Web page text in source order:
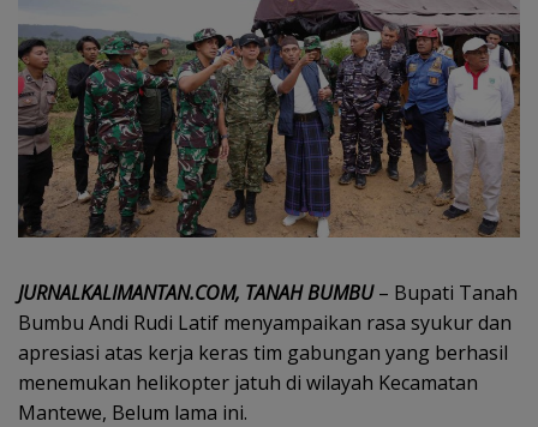
JURNALKALIMANTAN.COM, TANAH BUMBU– Bupati Tanah
Bumbu Andi Rudi Latif menyampaikan rasa syukur dan
apresiasi atas kerja keras tim gabungan yang berhasil
menemukan helikopter jatuh di wilayah Kecamatan
Mantewe, Belum lama ini.